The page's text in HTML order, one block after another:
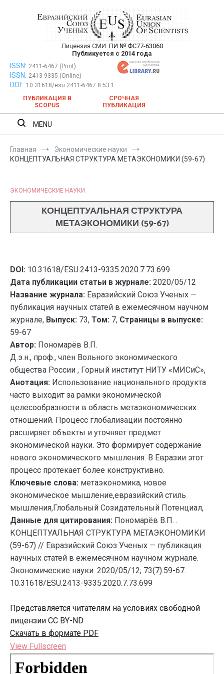
Евразийский Союз Ученых —
публикация научных статей в
ежемесячном научном журнале
Лицензия СМИ: ПИ № ФС77-63060
Публикуется с 2014 года
Евразийский Союз Ученых — публикация научных статей в
ежемесячном научном журнале
ISSN: 2411-6467 (Print)
ISSN: 2413-9335 (Online)
DOI:
10.31618/esu.2411-6467.8.53.1
ПУБЛИКАЦИЯ В
SCOPUS
СРОЧНАЯ
ПУБЛИКАЦИЯ
MENU
Главная
Экономические науки
КОНЦЕПТУАЛЬНАЯ СТРУКТУРА МЕТАЭКОНОМИКИ (59-67)
ЭКОНОМИЧЕСКИЕ НАУКИ
КОНЦЕПТУАЛЬНАЯ СТРУКТУРА
МЕТАЭКОНОМИКИ (59-67)
DOI: 10.31618/ESU.2413-9335.2020.7.73.699
Дата публикации статьи в журнале: 2020/05/12
Название журнала: Евразийский Союз Ученых —
публикация научных статей в ежемесячном научном
журнале, Выпуск: 73, Том: 7, Страницы в выпуске:
59-67
Автор: Пономарёв В.П.
Д.э.н., проф., член Вольного экономического
общества России , Горный институт НИТУ «МИСиС»,
Анотация: Использование национального продукта
часто выходит за рамки экономической
целесообразности в область метаэкономических
отношений. Процесс глобализации постоянно
расширяет объекты и уточняет предмет
экономической науки. Это формирует содержание
нового экономического мышления. В Евразии этот
процесс протекает более конструктивно.
Ключевые слова: метаэкономика, новое
экономическое мышление,евразийский стиль
мышления,Глобальный Созидательный Потенциал,
Данные для цитирования: Пономарёв В.П. .
КОНЦЕПТУАЛЬНАЯ СТРУКТУРА МЕТАЭКОНОМИКИ
(59-67) // Евразийский Союз Ученых — публикация
научных статей в ежемесячном научном журнале.
Экономические науки. 2020/05/12; 73(7):59-67.
10.31618/ESU.2413-9335.2020.7.73.699
Представляется читателям на условиях свободной
лицензии CC BY-ND
Скачать в формате PDF
View Fullscreen
Перейти